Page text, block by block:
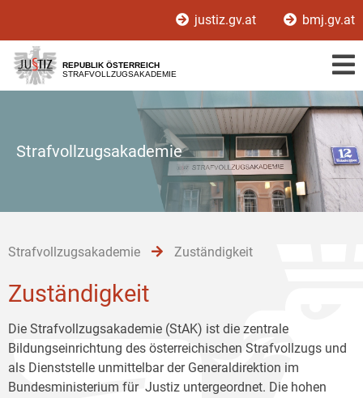
[1]
[2]
[3]
justiz.gv.at bmj.gv.at
REPUBLIK ÖSTERREICH
STRAFVOLLZUGSAKADEMIE
Strafvollzugsakademie
Strafvollzugsakademie Zuständigkeit
Zuständigkeit
Die Strafvollzugsakademie (StAK) ist die zentrale
Bildungseinrichtung des österreichischen Strafvollzugs und
als Dienststelle unmittelbar der Generaldirektion im
Bundesministerium für Justiz untergeordnet. Die hohen